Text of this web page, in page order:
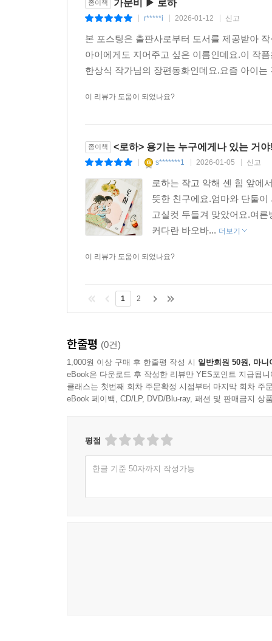
종이책 가문비 ▶ 로하
r*****i 2026-01-12 신고
본 포스팅은 출판사로부터 도서를 제공받아
아이에게도 지어주고 싶은 이름인데요.이 작
한상식 작가님의 장편동화인데요.요즘 아이
이 리뷰가 도움이 되었나요?
종이책 <로하> 용기는 누구에게나 있는 거
s*******1 2026-01-05 신고
로하는 작고 약해 센 힘 앞에
뜻한 친구에요.엄마와 단둘
고실컷 두들겨 맞았어요.여
커다란 바오바... 더보기
이 리뷰가 도움이 되었나요?
1 2
한줄평 (0건)
1,000원 이상 구매 후 한줄평 작성 시 일반회원 50원, 마니
eBook은 다운로드 후 작성한 리뷰만 YES포인트 지급됩니
클래스는 첫번째 회차 주문확정 시점부터 마지막 회차 주
eBook 페이백, CD/LP, DVD/Blu-ray, 패션 및 판매금지 상
평점
한글 기준 50자까지 작성가능